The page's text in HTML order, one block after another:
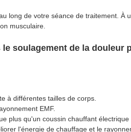
long de votre séance de traitement.
musculaire.
soulagement de la douleur
à différentes tailles de corps.
EMF.
plus qu'un coussin chauffant
l'énergie de chauffage et le